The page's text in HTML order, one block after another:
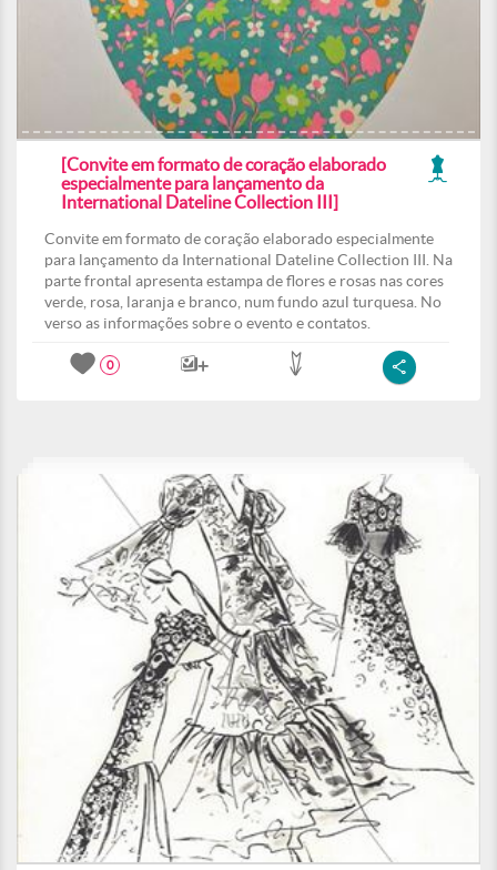
[Convite em formato de coração elaborado
especialmente para lançamento da
International Dateline Collection III]
Convite em formato de coração elaborado especialmente
para lançamento da International Dateline Collection III. Na
parte frontal apresenta estampa de flores e rosas nas cores
verde, rosa, laranja e branco, num fundo azul turquesa. No
verso as informações sobre o evento e contatos.
0